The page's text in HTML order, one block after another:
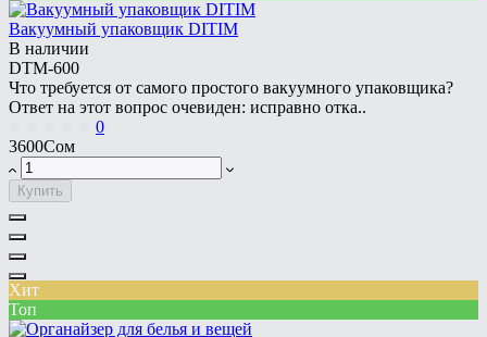
Вакуумный упаковщик DITIM
В наличии
DTM-600
Что требуется от самого простого вакуумного упаковщика?
Ответ на этот вопрос очевиден: исправно отка..
0
3600Сом
Купить
Хит
Топ